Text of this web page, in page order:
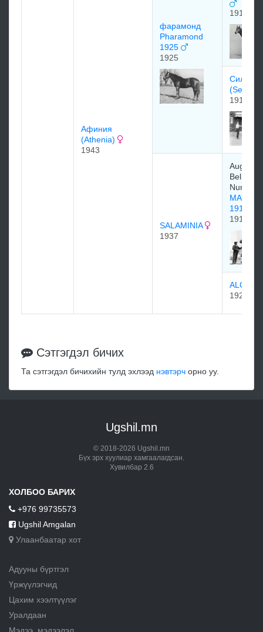
Афиния
(Athenia)
1943
фарамонд
Pharamond
1925
1925
1913
Силин
(Selene)
1919
SALAMINIA
1937
August
Belmont,
Nursery
MAN O'
1917
1917
1927
Сэтгэгдэл бичих
Та сэтгэгдэл бичихийн тулд эхлээд нэвтэрч орно уу.
Ugshil.mn
© 2018-2026 Ugshil.mn
Бүх эрх хуулиар хамгаалагдсан.
Хувилбар 2.6
ХОЛБОО БАРИХ
+976 99735573
Ugshil Amgalan
Улаанбаатар хот
Адууны бүртгэл
Үржүүлэгчид
Цахим хээлтүүлэг
Уралдаан